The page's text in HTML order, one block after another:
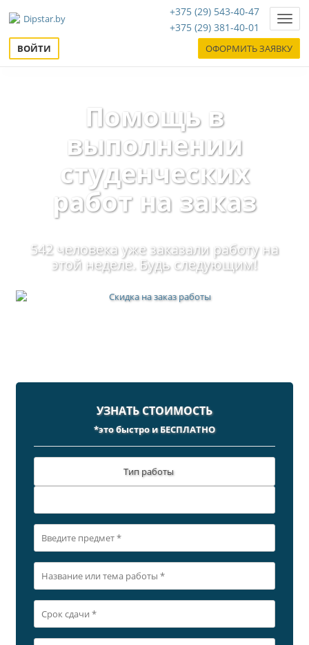
+375 (29) 543-40-47
+375 (29) 381-40-01
ВОЙТИ ОФОРМИТЬ ЗАЯВКУ
Помощь в
выполнении
студенческих
работ на заказ
542 человека уже заказали работу на
этой неделе. Будь следующим!
УЗНАТЬ СТОИМОСТЬ
*это быстро и БЕСПЛАТНО
Тип работы